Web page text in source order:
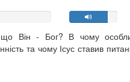
що Він - Бог? В чому
та чому Ісус ставив